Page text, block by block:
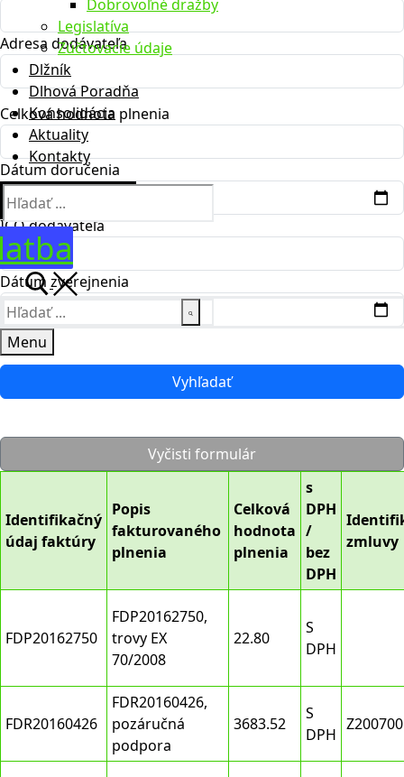
Dobrovoľné dražby
Legislatíva
Zúčtovacie údaje
Dlžník
Dlhová Poradňa
Konsolidácia
Aktuality
Kontakty
Hľadať:
Hľadať:
Menu
Adresa dodávateľa
Celková hodnota plnenia
Dátum doručenia
IČO dodávateľa
Dátum zverejnenia
Vyhľadať
Vyčisti formulár
Identifikačný
údaj faktúry
Popis
fakturovaného
plnenia
Celková
hodnota
plnenia
s
DPH
/
bez
DPH
zmluvy
FDP20162750
FDP20162750,
trovy EX
70/2008
22.80
S
DPH
FDR20160426
FDR20160426,
pozáručná
podpora
3683.52
S
DPH